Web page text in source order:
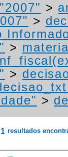
>
>
>
>
>
1 resultados